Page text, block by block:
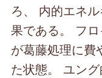
ろ、 内的エネ
果である。 フ
が葛藤処理に費
た状態。 ユン